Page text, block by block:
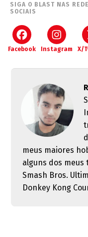
SIGA O BLAST NAS
SOCIAIS
Facebook Instagram X/
meus maiores
alguns dos
Smash Bros.
Donkey Kong